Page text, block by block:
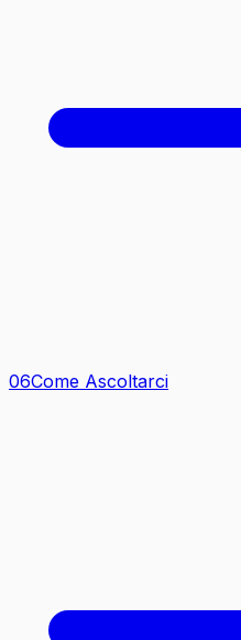
06Come Ascoltarci